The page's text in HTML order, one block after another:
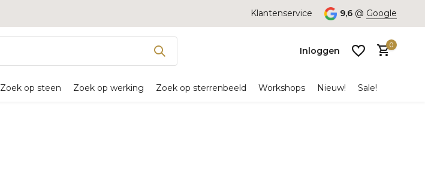
Klantenservice 9,6 @ Google
Inloggen
0
Zoek op steen Zoek op werking Zoek op sterrenbeeld Workshops Nieuw! Sale!